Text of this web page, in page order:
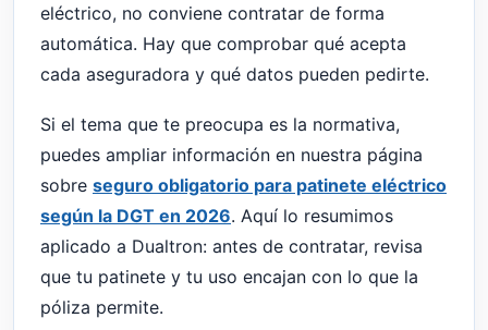
eléctrico, no conviene contratar de forma
automática. Hay que comprobar qué acepta
cada aseguradora y qué datos pueden pedirte.
Si el tema que te preocupa es la normativa,
puedes ampliar información en nuestra página
sobre seguro obligatorio para patinete eléctrico
según la DGT en 2026. Aquí lo resumimos
aplicado a Dualtron: antes de contratar, revisa
que tu patinete y tu uso encajan con lo que la
póliza permite.